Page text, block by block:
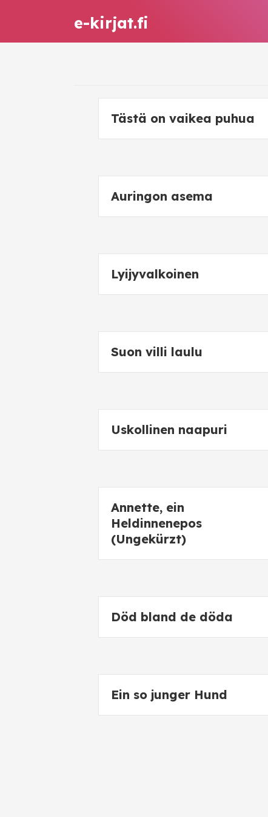
e-kirjat.fi
Tästä on vaikea puhua
Auringon asema
Lyijyvalkoinen
Suon villi laulu
Uskollinen naapuri
Annette, ein
Heldinnenepos
(Ungekürzt)
Död bland de döda
Ein so junger Hund